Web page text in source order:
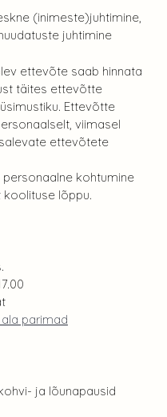
(inimeste)juhtimine,
juhtimine
ettevõte saab hinnata
täites ettevõtte
Ettevõtte
viimasel
ettevõtete
kohtumine
lõppu.
parimad
ja lõunapausid